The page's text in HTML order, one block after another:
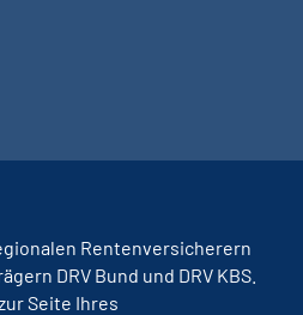
Rentenversicherern
DRV Bund und DRV KBS.
Seite Ihres